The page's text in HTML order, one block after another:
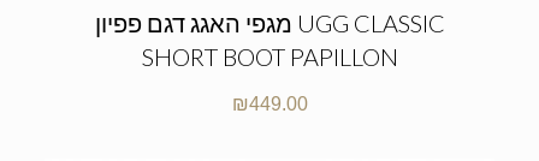
מגפי האגג דגם פפיון UGG CLASSIC
SHORT BOOT PAPILLON
₪449.00